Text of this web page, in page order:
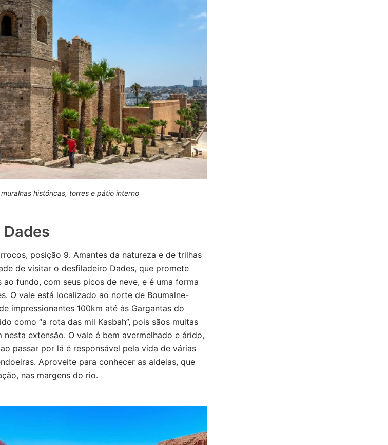
históricas, torres e pátio interno
posição 9. Amantes da natureza e de trilhas
de visitar o desfiladeiro Dades, que promete
fundo, com seus picos de neve, e é uma forma
O vale está localizado ao norte de Boumalne-
impressionantes 100km até às Gargantas do
como “a rota das mil Kasbah”, pois sãos muitas
extensão. O vale é bem avermelhado e árido,
passar por lá é responsável pela vida de várias
Aproveite para conhecer as aldeias, que
nas margens do rio.